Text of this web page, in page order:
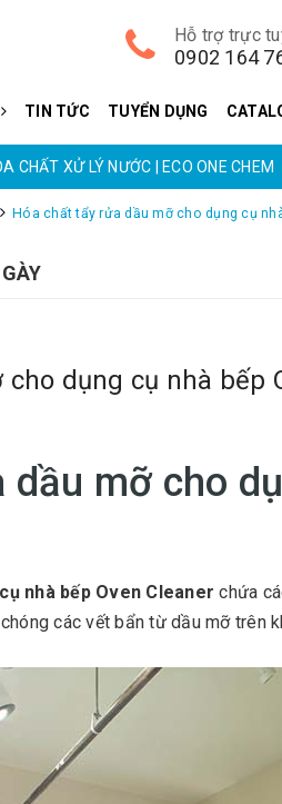
Hỗ trợ trực
0902 164
TIN TỨC TUYỂN DỤNG
CHẤT XỬ LÝ NƯỚC | ECO ONE CHEM
Hóa chất tẩy rửa dầu mỡ cho dụng cụ
dụng cụ nhà bếp
mỡ cho
nhà bếp Oven Cleaner chứa
các vết bẩn từ dầu mỡ trên